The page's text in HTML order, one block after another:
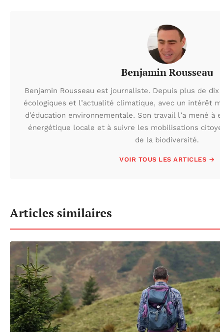
Benjamin Rousseau
Benjamin Rousseau est journaliste. Depuis plus de
écologiques et l’actualité climatique, avec un intérêt
d’éducation environnementale. Son travail l’a mené
énergétique locale et à suivre les mobilisations
de la biodiversité.
VOIR TOUS LES ARTICLES →
Articles similaires